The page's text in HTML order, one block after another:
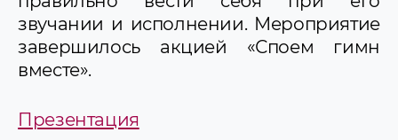
звучании и исполнении. Мероприятие
завершилось акцией «Споем гимн
вместе».
Презентация